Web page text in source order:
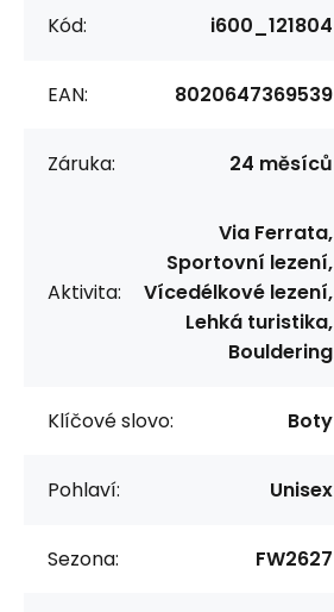
Kód: i600_121804
EAN: 8020647369539
Záruka: 24 měsíců
Aktivita:
Via Ferrata,
Sportovní lezení,
Vícedélkové lezení,
Lehká turistika,
Bouldering
Klíčové slovo: Boty
Pohlaví: Unisex
Sezona: FW2627